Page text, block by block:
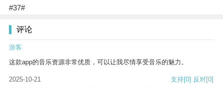
#37#
评论
游客
这款app的音乐资源非常优质，可以让我尽情享受音乐的魅力。
2025-10-21 支持[0] 反对[0]